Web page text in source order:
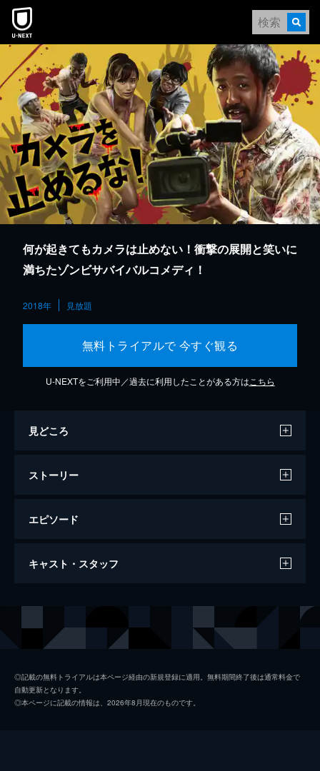
本文へスキップ
何が起きてもカメラは止めない！衝撃の展開と笑いに
満ちたゾンビサバイバルコメディ！
2018年 見放題
無料トライアルで 今すぐ観る
U-NEXTをご利用中／過去に利用したことがある方は こちら
見どころ
ストーリー
エピソード
カメラを止めるな！
キャスト・スタッフ
日暮真央 真魚
◎記載の無料トライアルは本ページ経由の新規登録に適用。無料期間終了後は通常料金で
自動更新となります。
◎本ページに記載の情報は、2026年8月現在のものです。